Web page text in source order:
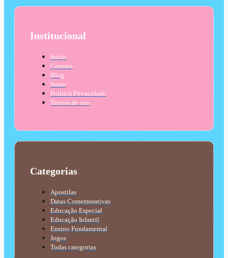
Institucional
Início
Contato
Blog
Sobre
Política Privacidade
Termos de uso
Categorias
Apostilas
Datas Comemorativas
Educação Especial
Educação Infantil
Ensino Fundamental
Jogos
Todas categorias